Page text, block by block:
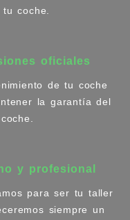
coche.
oficiales
de tu coche
la garantía del
y profesional
para ser tu taller
siempre un